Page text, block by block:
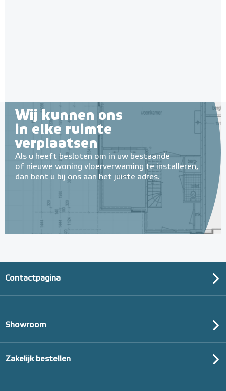
Wij kunnen ons
in elke ruimte
verplaatsen
Als u heeft besloten om in uw bestaande
of nieuwe woning vloerverwaming te installeren,
dan bent u bij ons aan het juiste adres.
Contactpagina
Showroom
Zakelijk bestellen